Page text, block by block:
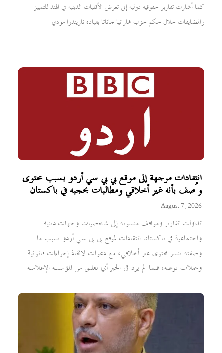
انتقادات موجهة إلى موقع بي بي سي أردو بسبب محتوى
وُصف بأنه غير أخلاقي ومطالبات بحجبه في باكستان
August 7, 2026
تداولت تقارير ومواقف منسوبة إلى شخصيات وجهات دينية
واجتماعية في باكستان انتقادات لموقع بي بي سي أردو بسبب ما
وصفته بنشر محتوى غير أخلاقي، مع دعوات لاتخاذ إجراءات قانونية
وحملات توعية، فيما لم يرد في الخبر أي تعليق من المؤسسة الإعلامية
كما أشارت تقارير حقوقية دولية إلى تعرض الأقليات الدينية في الهند للتمييز
والمضايقات خلال حكم حزب بهاراتيا جاناتا بقيادة ناريندرا مودي